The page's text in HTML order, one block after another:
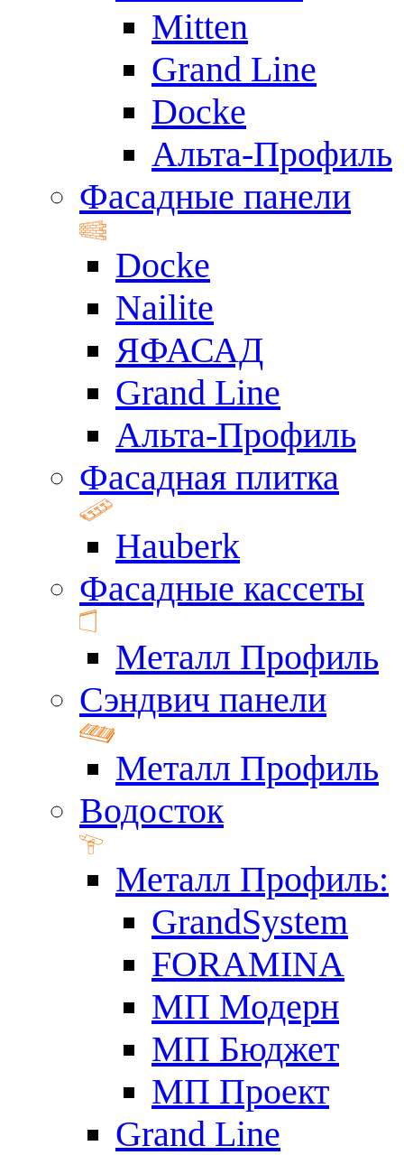
Mitten
Grand Line
Docke
Альта-Профиль
Фасадные панели
Docke
Nailite
ЯФАСАД
Grand Line
Альта-Профиль
Фасадная плитка
Hauberk
Фасадные кассеты
Металл Профиль
Сэндвич панели
Металл Профиль
Водосток
Металл Профиль:
GrandSystem
FORAMINA
МП Модерн
МП Бюджет
МП Проект
Grand Line